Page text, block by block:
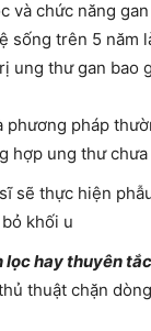
và chức năng
sống trên 5 năm
ung thư gan bao
phương pháp
hợp ung thư
sẽ thực hiện
khối u
lọc hay thuyên
thuật chặn